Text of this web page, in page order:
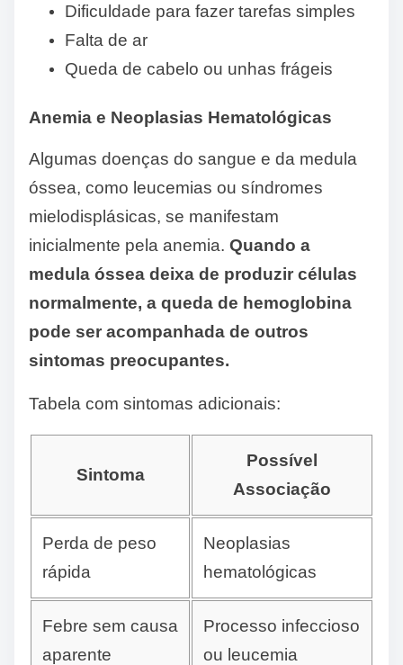
Dificuldade para fazer tarefas simples
Falta de ar
Queda de cabelo ou unhas frágeis
Anemia e Neoplasias Hematológicas
Algumas doenças do sangue e da medula
óssea, como leucemias ou síndromes
mielodisplásicas, se manifestam
inicialmente pela anemia. Quando a
medula óssea deixa de produzir células
normalmente, a queda de hemoglobina
pode ser acompanhada de outros
sintomas preocupantes.
Tabela com sintomas adicionais:
Sintoma
Possível
Associação
Perda de peso
rápida
Neoplasias
hematológicas
Febre sem causa
aparente
Processo infeccioso
ou leucemia